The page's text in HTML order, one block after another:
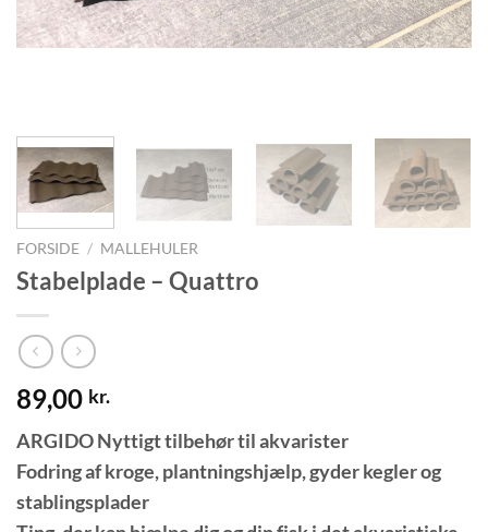
FORSIDE / MALLEHULER
Stabelplade – Quattro
89,00 kr.
ARGIDO Nyttigt tilbehør til akvarister
Fodring af kroge, plantningshjælp, gyder kegler og
stablingsplader